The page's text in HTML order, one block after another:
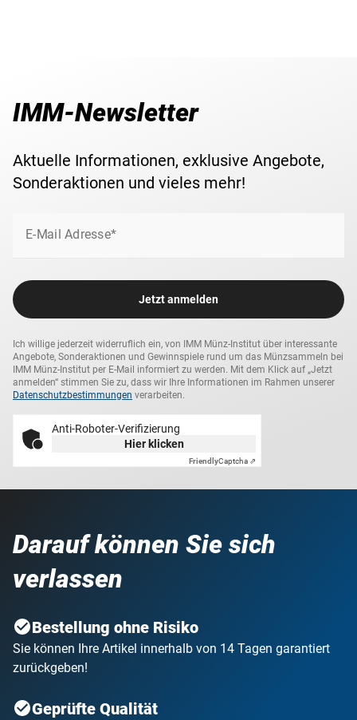
IMM-Newsletter
Aktuelle Informationen, exklusive Angebote,
Sonderaktionen und vieles mehr!
E-Mail Adresse*
Jetzt anmelden
Ich willige jederzeit widerruflich ein, von IMM Münz-Institut über interessante
Angebote, Sonderaktionen und Gewinnspiele rund um das Münzsammeln bei
IMM Münz-Institut per E-Mail informiert zu werden. Mit dem Klick auf „Jetzt
anmelden“ stimmen Sie zu, dass wir Ihre Informationen im Rahmen unserer
Datenschutzbestimmungen verarbeiten.
Anti-Roboter-Verifizierung
Hier klicken
FriendlyCaptcha ⇗
Darauf können Sie sich
verlassen
Bestellung ohne Risiko
Sie können Ihre Artikel innerhalb von 14 Tagen garantiert
zurückgeben!
Geprüfte Qualität